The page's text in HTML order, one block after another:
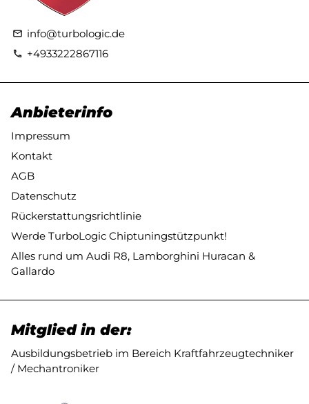
email info@turbologic.de
phone +4933222867116
Anbieterinfo
Impressum
Kontakt
AGB
Datenschutz
Rückerstattungsrichtlinie
Werde TurboLogic Chiptuningstützpunkt!
Alles rund um Audi R8, Lamborghini Huracan &
Gallardo
Mitglied in der:
Ausbildungsbetrieb im Bereich Kraftfahrzeugtechniker
/ Mechantroniker